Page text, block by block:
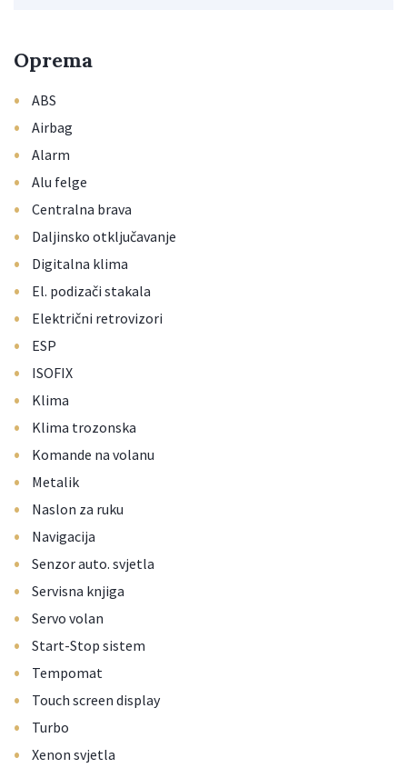
Oprema
• ABS
• Airbag
• Alarm
• Alu felge
• Centralna brava
• Daljinsko otključavanje
• Digitalna klima
• El. podizači stakala
• Električni retrovizori
• ESP
• ISOFIX
• Klima
• Klima trozonska
• Komande na volanu
• Metalik
• Naslon za ruku
• Navigacija
• Senzor auto. svjetla
• Servisna knjiga
• Servo volan
• Start-Stop sistem
• Tempomat
• Touch screen display
• Turbo
• Xenon svjetla